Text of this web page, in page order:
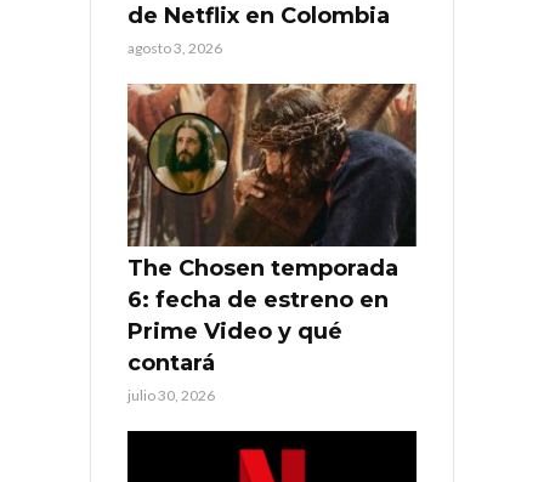
de Netflix en Colombia
agosto 3, 2026
The Chosen temporada
6: fecha de estreno en
Prime Video y qué
contará
julio 30, 2026